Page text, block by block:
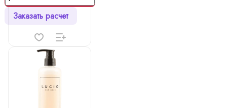
Заказать расчет